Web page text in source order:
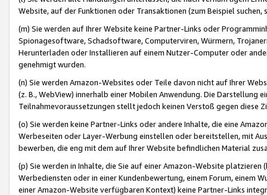
Website, auf der Funktionen oder Transaktionen (zum Beispiel
(m) Sie werden auf Ihrer Website keine Partner-Links oder
Spionagesoftware, Schadsoftware, Computerviren, Würmern,
Herunterladen oder Installieren auf einem Nutzer-Computer oder
genehmigt wurden.
(n) Sie werden Amazon-Websites oder Teile davon nicht auf Ihrer
(z. B., WebView) innerhalb einer Mobilen Anwendung. Die Darstellung
Teilnahmevoraussetzungen stellt jedoch keinen Verstoß gegen diese
(o) Sie werden keine Partner-Links oder andere Inhalte, die eine
Werbeseiten oder Layer-Werbung einstellen oder bereitstellen, mit
bewerben, die eng mit dem auf Ihrer Website befindlichen Material
(p) Sie werden in Inhalte, die Sie auf einer Amazon-Website
Werbediensten oder in einer Kundenbewertung, einem Forum, einem
einer Amazon-Website verfügbaren Kontext) keine Partner-Links